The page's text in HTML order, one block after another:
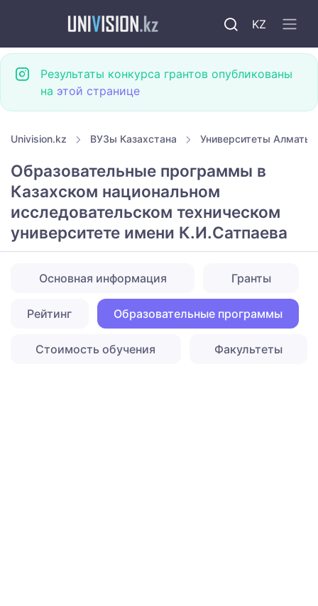
KZ
Результаты конкурса грантов опубликованы
на этой странице
Univision.kz ВУЗы Казахстана Университеты Алматы
Образовательные программы в
Казахском национальном
исследовательском техническом
университете имени К.И.Сатпаева
Основная информация Гранты
Рейтинг Образовательные программы
Стоимость обучения Факультеты